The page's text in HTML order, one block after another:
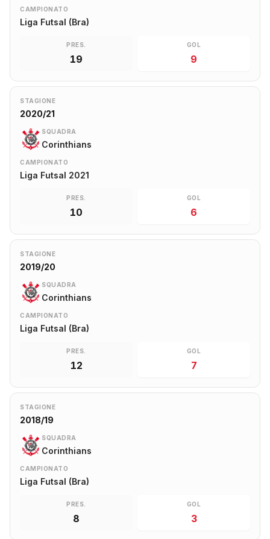
CAMPIONATO
Liga Futsal (Bra)
PRES.
19
GOL
9
STAGIONE
2020/21
SQUADRA
Corinthians
CAMPIONATO
Liga Futsal 2021
PRES.
10
GOL
6
STAGIONE
2019/20
SQUADRA
Corinthians
CAMPIONATO
Liga Futsal (Bra)
PRES.
12
GOL
7
STAGIONE
2018/19
SQUADRA
Corinthians
CAMPIONATO
Liga Futsal (Bra)
PRES.
8
GOL
3